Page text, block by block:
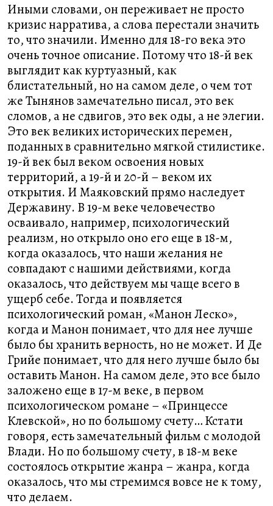
Иными словами, он переживает не просто
кризис нарратива, а слова перестали значить
то, что значили. Именно для 18-го века это
очень точное описание. Потому что 18-й век
выглядит как куртуазный, как
блистательный, но на самом деле, о чем тот
же Тынянов замечательно писал, это век
сломов, а не сдвигов, это век оды, а не элегии.
Это век великих исторических перемен,
поданных в сравнительно мягкой стилистике.
19-й век был веком освоения новых
территорий, а 19-й и 20-й – веком их
открытия. И Маяковский прямо наследует
Державину. В 19-м веке человечество
осваивало, например, психологический
реализм, но открыло оно его еще в 18-м,
когда оказалось, что наши желания не
совпадают с нашими действиями, когда
оказалось, что действуем мы чаще всего в
ущерб себе. Тогда и появляется
психологический роман, «Манон Леско»,
когда и Манон понимает, что для нее лучше
было бы хранить верность, но не может. И Де
Грийе понимает, что для него лучше было бы
оставить Манон. На самом деле, это все было
заложено еще в 17-м веке, в первом
психологическом романе – «Принцессе
Клевской», но по большому счету… Кстати
говоря, есть замечательный фильм с молодой
Влади. Но по большому счету, в 18-м веке
состоялось открытие жанра – жанра, когда
оказалось, что мы стремимся вовсе не к тому,
что делаем.